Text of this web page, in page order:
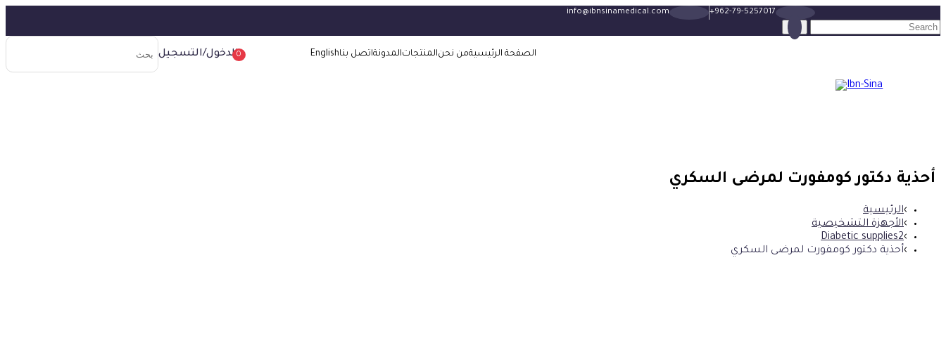
info@ibnsinamedical.com +962-79-5257017
الدخول/التسجيل0 الصفحة الرئيسيةمن نحنالمنتجاتالمدونةاتصل بناEnglish
أحذية دكتور كومفورت لمرضى السكري
الرئيسية
الأجهزة التشخيصية
Diabetic supplies2
أحذية دكتور كومفورت لمرضى السكري